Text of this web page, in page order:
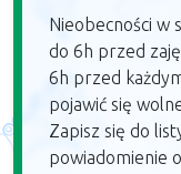
Nieobecności w
do 6h przed
6h przed
pojawić się
Zapisz się do
powiadomienie